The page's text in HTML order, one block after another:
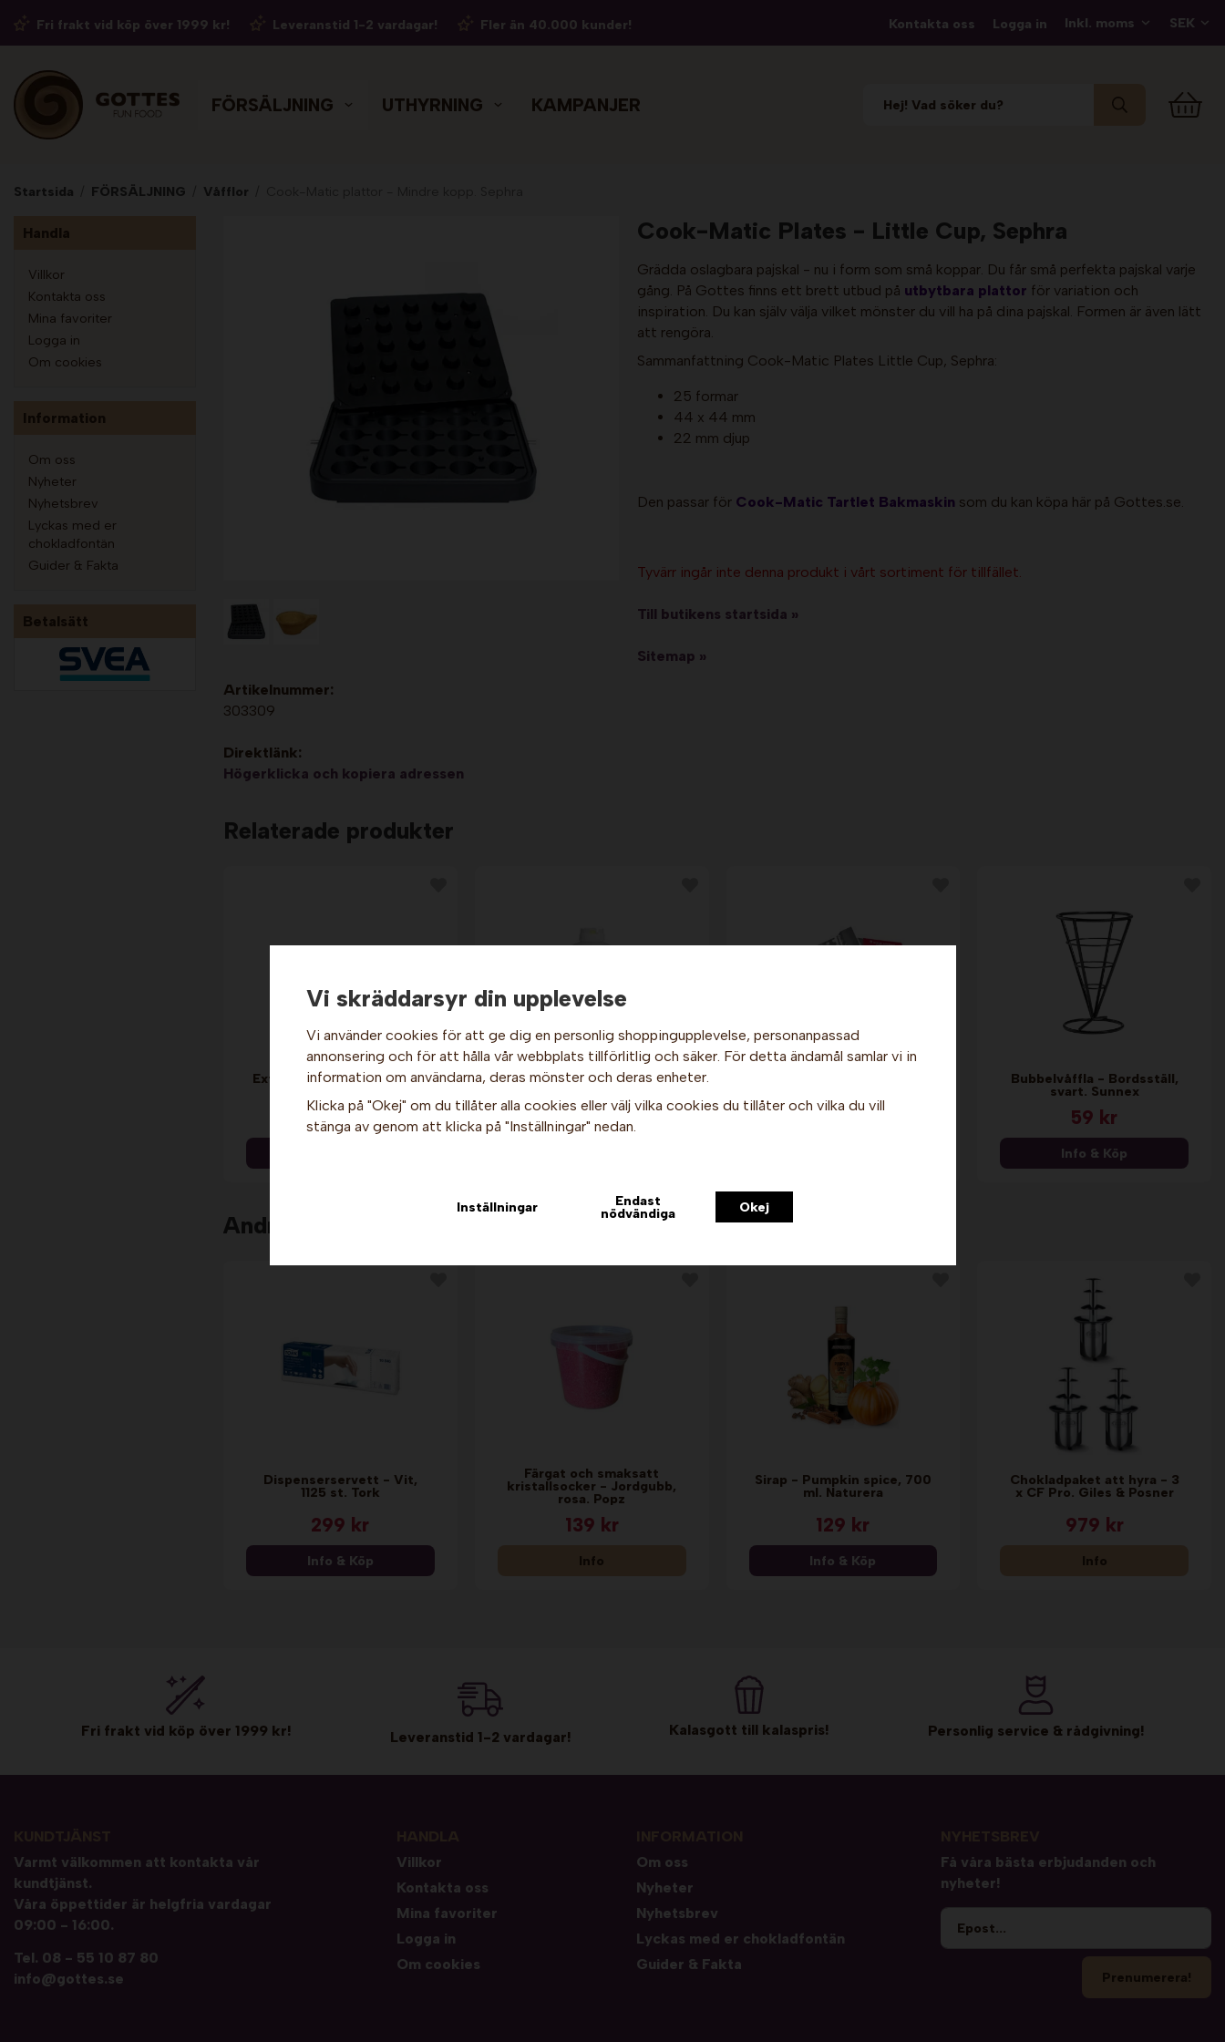
Hej och välkommen till Gottes!
Hos oss får alla handla men välj privatperson (inkl. moms) eller
företag (exkl. moms) för hur våra priser ska visas.
Fri frakt vid köp över 1999 kr! Leveranstid 1-2 vardagar! Fler än 40.000 kunder! Kontakta oss Logga in
FÖRSÄLJNING UTHYRNING KAMPANJER
Startsida FÖRSÄLJNING Våfflor
Handla
Villkor
Kontakta oss
Mina favoriter
Logga in
Om cookies
Information
Om oss
Nyheter
Nyhetsbrev
Lyckas med er
chokladfontän
Guider & Fakta
Betalsätt
Cook-Matic Plates - Little Cup, Sephra
Grädda oslagbara pajskal - nu i form som små koppar. Du får små perfekta pajskal varje
gång. På Gottes finns ett brett utbud på utbytbara plattor för variation och
inspiration. Du kan själv välja vilket mönster du vill ha på dina pajskal. Formen är även lätt
att rengöra.
Sammanfattning Cook-Matic Plates Little Cup, Sephra:
25 formar
44 x 44 mm
22 mm djup
Den passar för Cook-Matic Tartlet Bakmaskin som du kan köpa här på Gottes.se.
Tyvärr ingår inte denna produkt i vårt sortiment för tillfället.
Till butikens startsida »
Sitemap »
Artikelnummer:
303309
Direktlänk:
Högerklicka och kopiera adressen
Relaterade produkter
Extra plattor till våffeljärn.
2 199 kr
Dispenserflaska 9,5 dl.
159 kr 219 kr 739 kr
Bubbelvåffla - Bordsställ,
svart. Sunnex
59 kr
Info & Köp
Andra köpte även
Dispenserservett - Vit,
1125 st. Tork
299 kr
Info & Köp
Färgat och smaksatt
kristallsocker - Jordgubb,
rosa. Popz
139 kr
Info
Sirap - Pumpkin spice, 700
ml. Naturera
129 kr
Info & Köp
Chokladpaket att hyra - 3
x CF Pro. Giles & Posner
979 kr
Info
Fri frakt vid köp över 1999 kr! Leveranstid 1-2 vardagar! Kalasgott till kalaspris! Personlig service & rådgivning!
Varmt välkommen att kontakta vår
kundtjänst.
Våra öppettider är helgfria vardagar
09:00 - 16:00.
Tel. 08 - 55 10 87 80
info@gottes.se
Villkor
Kontakta oss
Mina favoriter
Logga in
Om cookies
Om oss
Nyheter
Nyhetsbrev
Lyckas med er chokladfontän
Guider & Fakta
Få våra bästa erbjudanden och
nyheter!
Prenumerera!
Vi skräddarsyr din upplevelse
Vi använder cookies för att ge dig en personlig shoppingupplevelse, personanpassad
annonsering och för att hålla vår webbplats tillförlitlig och säker. För detta ändamål samlar vi in
information om användarna, deras mönster och deras enheter.
Klicka på "Okej" om du tillåter alla cookies eller välj vilka cookies du tillåter och vilka du vill
stänga av genom att klicka på "Inställningar" nedan.
Inställningar Endast
nödvändiga Okej